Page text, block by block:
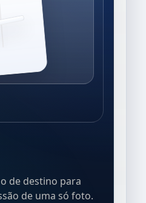
de destino para
de uma só foto.